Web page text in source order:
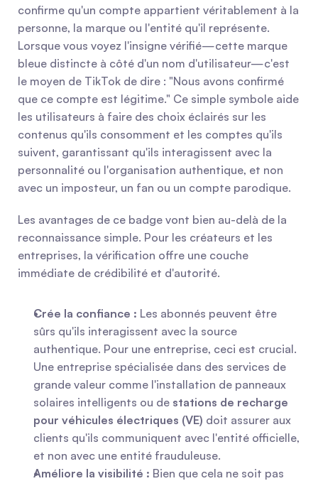
confirme qu'un compte appartient véritablement à la
personne, la marque ou l'entité qu'il représente.
Lorsque vous voyez l'insigne vérifié—cette marque
bleue distincte à côté d'un nom d'utilisateur—c'est
le moyen de TikTok de dire : "Nous avons confirmé
que ce compte est légitime." Ce simple symbole aide
les utilisateurs à faire des choix éclairés sur les
contenus qu'ils consomment et les comptes qu'ils
suivent, garantissant qu'ils interagissent avec la
personnalité ou l'organisation authentique, et non
avec un imposteur, un fan ou un compte parodique.
Les avantages de ce badge vont bien au-delà de la
reconnaissance simple. Pour les créateurs et les
entreprises, la vérification offre une couche
immédiate de crédibilité et d'autorité.
Crée la confiance : Les abonnés peuvent être
sûrs qu'ils interagissent avec la source
authentique. Pour une entreprise, ceci est crucial.
Une entreprise spécialisée dans des services de
grande valeur comme l'installation de panneaux
solaires intelligents ou de stations de recharge
pour véhicules électriques (VE) doit assurer aux
clients qu'ils communiquent avec l'entité officielle,
et non avec une entité frauduleuse.
Améliore la visibilité : Bien que cela ne soit pas